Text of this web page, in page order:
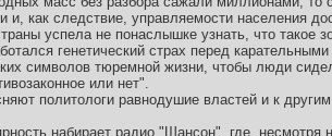
и, как следствие, управляемости населения
успела не понаслышке узнать, что
генетический страх перед
символов тюремной жизни, чтобы люди
или нет".
политологи равнодушие властей и к
набирает радио "Шансон", где, несмотря